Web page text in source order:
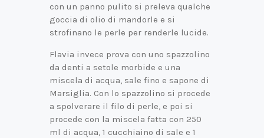
con un panno pulito si preleva qualche
goccia di olio di mandorle e si
strofinano le perle per renderle lucide.
Flavia invece prova con uno spazzolino
da denti a setole morbide e una
miscela di acqua, sale fino e sapone di
Marsiglia. Con lo spazzolino si procede
a spolverare il filo di perle, e poi si
procede con la miscela fatta con 250
ml di acqua, 1 cucchiaino di sale e 1